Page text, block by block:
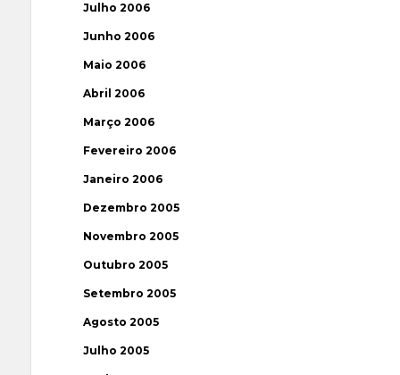
Julho 2006
Junho 2006
Maio 2006
Abril 2006
Março 2006
Fevereiro 2006
Janeiro 2006
Dezembro 2005
Novembro 2005
Outubro 2005
Setembro 2005
Agosto 2005
Julho 2005